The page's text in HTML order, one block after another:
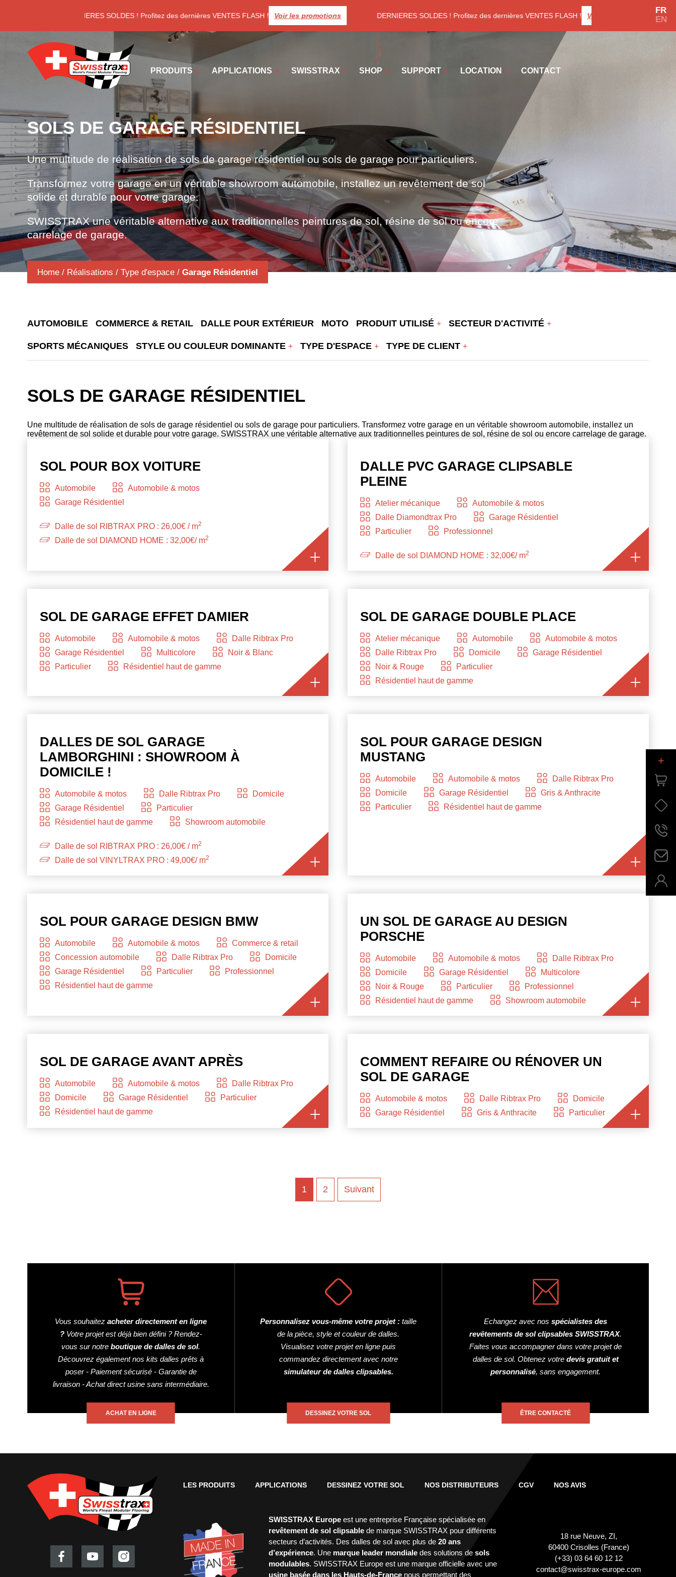
DERNIERES SOLDES ! Profitez des dernières VENTES FLASH ! Voir les promotions DERNIERES SOLDES ! Profitez des dernières VENTES FLASH ! Voir les promotions
PRODUITS APPLICATIONS SWISSTRAX SHOP SUPPORT LOCATION CONTACT
FR
EN
SOLS DE GARAGE RÉSIDENTIEL
Une multitude de réalisation de sols de garage résidentiel ou sols de garage pour particuliers.
Transformez votre garage en un véritable showroom automobile, installez un revêtement de sol
solide et durable pour votre garage.
SWISSTRAX une véritable alternative aux traditionnelles peintures de sol, résine de sol ou encore
carrelage de garage.
Home/ Réalisations / Type d'espace/ Garage Résidentiel
AUTOMOBILE COMMERCE & RETAIL DALLE POUR EXTÉRIEUR MOTO PRODUIT UTILISÉ SECTEUR D'ACTIVITÉ
SPORTS MÉCANIQUES STYLE OU COULEUR DOMINANTE TYPE D'ESPACE TYPE DE CLIENT
SOLS DE GARAGE RÉSIDENTIEL
Une multitude de réalisation de sols de garage résidentiel ou sols de garage pour particuliers. Transformez votre garage en un véritable showroom automobile, installez un
revêtement de sol solide et durable pour votre garage. SWISSTRAX une véritable alternative aux traditionnelles peintures de sol, résine de sol ou encore carrelage de garage.
SOL POUR BOX VOITURE
Automobile
Automobile & motos
Garage Résidentiel
Dalle de sol RIBTRAX PRO : 26,00€ / m2
Dalle de sol DIAMOND HOME : 32,00€/ m2
DALLE PVC GARAGE CLIPSABLE
PLEINE
Atelier mécanique
Automobile & motos
Dalle Diamondtrax Pro
Garage Résidentiel
Particulier
Professionnel
Dalle de sol DIAMOND HOME : 32,00€/ m2
SOL DE GARAGE EFFET DAMIER
Automobile Automobile & motos
Dalle Ribtrax Pro
Garage Résidentiel
Multicolore
Noir & Blanc
Particulier
Résidentiel haut de gamme
SOL DE GARAGE DOUBLE PLACE
Atelier mécanique Automobile
Automobile & motos
Dalle Ribtrax Pro
Domicile
Garage Résidentiel
Noir & Rouge
Particulier
Résidentiel haut de gamme
DALLES DE SOL GARAGE
LAMBORGHINI : SHOWROOM À
DOMICILE !
Automobile & motos Dalle Ribtrax Pro
Domicile
Garage Résidentiel
Particulier
Résidentiel haut de gamme
Showroom automobile
Dalle de sol RIBTRAX PRO : 26,00€ / m2
Dalle de sol VINYLTRAX PRO : 49,00€/ m2
SOL POUR GARAGE DESIGN
MUSTANG
Automobile Automobile & motos
Dalle Ribtrax Pro
Domicile
Garage Résidentiel
Gris & Anthracite
Particulier
Résidentiel haut de gamme
SOL POUR GARAGE DESIGN BMW
Automobile Automobile & motos
Commerce & retail
Concession automobile
Dalle Ribtrax Pro
Domicile
Garage Résidentiel
Particulier
Professionnel
Résidentiel haut de gamme
UN SOL DE GARAGE AU DESIGN
PORSCHE
Automobile Automobile & motos
Dalle Ribtrax Pro
Domicile
Garage Résidentiel
Multicolore
Noir & Rouge
Particulier
Professionnel
Résidentiel haut de gamme
Showroom automobile
SOL DE GARAGE AVANT APRÈS
Automobile Automobile & motos
Dalle Ribtrax Pro
Domicile
Garage Résidentiel
Particulier
Résidentiel haut de gamme
COMMENT REFAIRE OU RÉNOVER UN
SOL DE GARAGE
Automobile & motos Dalle Ribtrax Pro
Domicile
Garage Résidentiel
Gris & Anthracite Particulier
1 2 Suivant
+
Vous souhaitezacheter directement en ligne
?Votre projet est déjà bien défini ? Rendez-
vous sur notreboutique de dalles de sol.
Découvrez également nos kits dalles prêts à
poser - Paiement sécurisé - Garantie de
livraison - Achat direct usine sans intermédiaire.
ACHAT EN LIGNE
Personnalisez vous-même votre projet : taille
de la pièce, style et couleur de dalles.
Visualisez votre projet en ligne puis
commandez directement avec notre
simulateur de dalles clipsables.
DESSINEZ VOTRE SOL
Echangez avec nosspécialistes des
revêtements de sol clipsables SWISSTRAX.
Faites vous accompagner dans votre projet de
dalles de sol. Obtenez votre devis gratuit et
personnalisé, sans engagement.
ÊTRE CONTACTÉ
LES PRODUITS APPLICATIONS DESSINEZ VOTRE SOL NOS DISTRIBUTEURS CGV NOS AVIS
SWISSTRAX Europeest une entreprise Française spécialisée en
revêtement de sol clipsablede marque SWISSTRAX pour différents
secteurs d’activités. Des dalles de sol avec plus de 20 ans
d’expérience. Une marque leader mondialedes solutions de sols
modulables. SWISSTRAX Europe est une marque officielle avec une
usine basée dans les Hauts-de-Francenous permettant des
18 rue Neuve, ZI,
60400 Crisolles (France)
(+33) 03 64 60 12 12
contact@swisstrax-europe.com